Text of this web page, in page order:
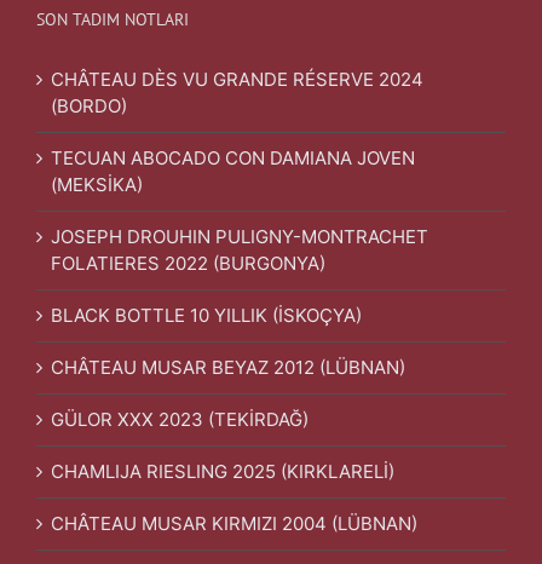
SON TADIM NOTLARI
CHÂTEAU DÈS VU GRANDE RÉSERVE 2024
(BORDO)
TECUAN ABOCADO CON DAMIANA JOVEN
(MEKSİKA)
JOSEPH DROUHIN PULIGNY-MONTRACHET
FOLATIERES 2022 (BURGONYA)
BLACK BOTTLE 10 YILLIK (İSKOÇYA)
CHÂTEAU MUSAR BEYAZ 2012 (LÜBNAN)
GÜLOR XXX 2023 (TEKİRDAĞ)
CHAMLIJA RIESLING 2025 (KIRKLARELİ)
CHÂTEAU MUSAR KIRMIZI 2004 (LÜBNAN)